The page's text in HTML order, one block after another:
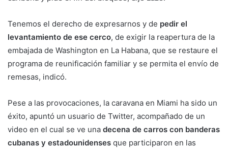
Tenemos el derecho de expresarnos y de pedir el
levantamiento de ese cerco, de exigir la reapertura de la
embajada de Washington en La Habana, que se restaure el
programa de reunificación familiar y se permita el envío de
remesas, indicó.
Pese a las provocaciones, la caravana en Miami ha sido un
éxito, apuntó un usuario de Twitter, acompañado de un
video en el cual se ve una decena de carros con banderas
cubanas y estadounidenses que participaron en las